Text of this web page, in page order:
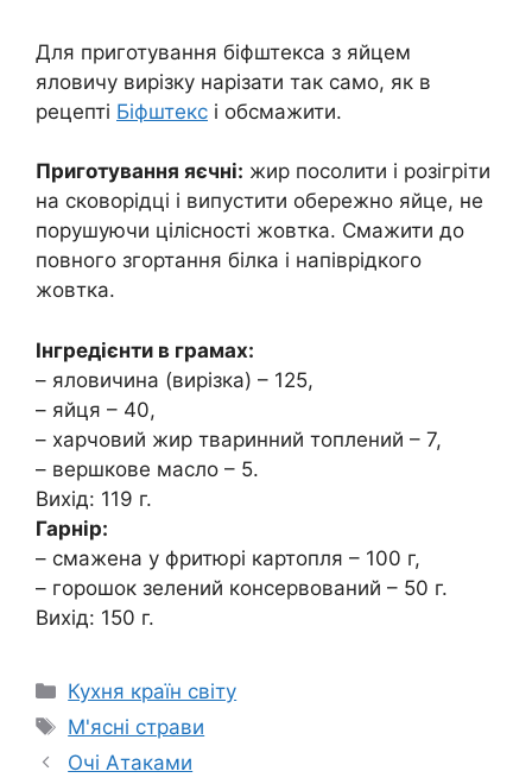
Для приготування біфштекса з яйцем
яловичу вирізку нарізати так само, як в
рецепті Біфштекс і обсмажити.
Приготування яєчні: жир посолити і розігріти
на сковорідці і випустити обережно яйце, не
порушуючи цілісності жовтка. Смажити до
повного згортання білка і напіврідкого
жовтка.
Інгредієнти в грамах:
– яловичина (вирізка) – 125,
– яйця – 40,
– харчовий жир тваринний топлений – 7,
– вершкове масло – 5.
Вихід: 119 г.
Гарнір:
– смажена у фритюрі картопля – 100 г,
– горошок зелений консервований – 50 г.
Вихід: 150 г.
Категорії
Кухня країн світу
Позначки
М'ясні страви
Очі Атаками